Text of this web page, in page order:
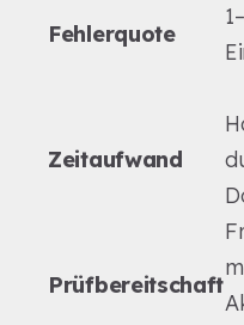
Fehlerquote
Zeitaufwand
Prüfbereitschaft